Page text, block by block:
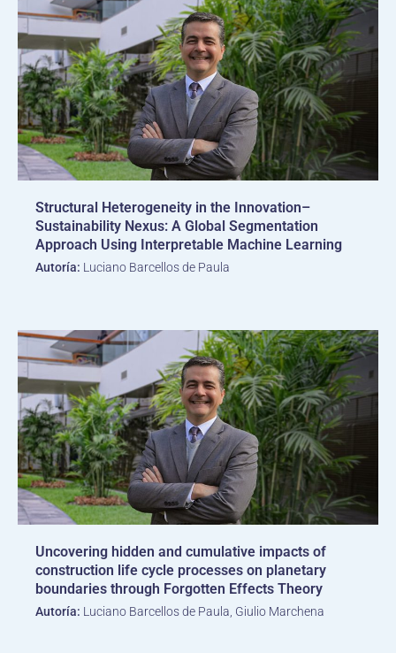
Structural Heterogeneity in the Innovation–
Sustainability Nexus: A Global Segmentation
Approach Using Interpretable Machine Learning
Autoría: Luciano Barcellos de Paula
Uncovering hidden and cumulative impacts of
construction life cycle processes on planetary
boundaries through Forgotten Effects Theory
Autoría: Luciano Barcellos de Paula, Giulio Marchena